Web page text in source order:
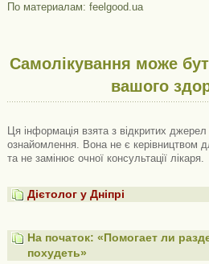
По материалам: feelgood.ua
Самолікування може
вашого
Ця інформація взята з відкритих
ознайомлення. Вона не є керівництвом
та не замінює очної консультації лікаря.
Дієтолог у Дніпрі
На початок: «Помогает ли
похудеть»